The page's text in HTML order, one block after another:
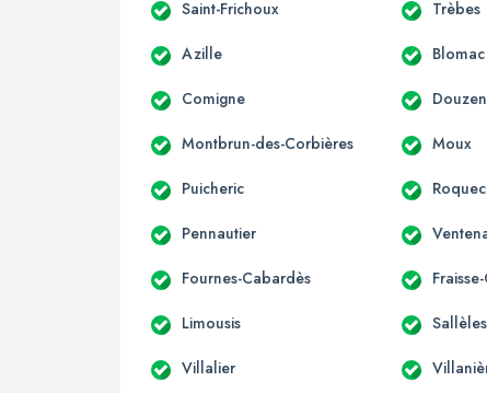
Saint-Frichoux Trèbes
Azille Blomac
Comigne
Montbrun-des-Corbières Moux
Puicheric
Pennautier
Fournes-Cabardès
Limousis
Villalier